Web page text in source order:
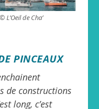
de Cha’
PINCEAUX
de constructions
long, c’est